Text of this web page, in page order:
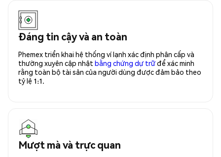
Đáng tin cậy và an toàn
Phemex triển khai hệ thống ví lạnh xác định phân cấp và
thường xuyên cập nhật bằng chứng dự trữđể xác minh
rằng toàn bộ tài sản của người dùng được đảm bảo theo
tỷ lệ 1:1.
Mượt mà và trực quan